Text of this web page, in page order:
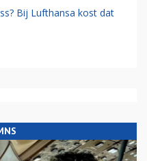
Bij Lufthansa kost dat